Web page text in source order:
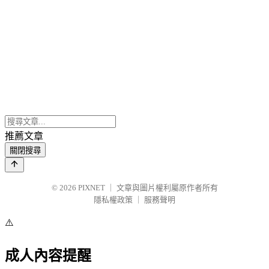
推薦文章
關閉搜尋
© 2026 PIXNET
文章與圖片權利屬原作者所有
隱私權政策
服務聲明
⚠️
成人內容提醒